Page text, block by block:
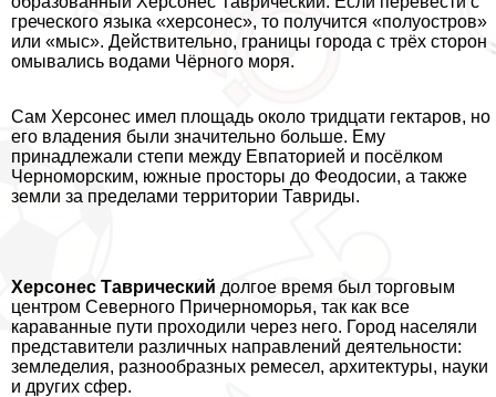
греческого языка «херсонес», то получится «полуостров»
или «мыс». Действительно, границы города с трёх сторон
омывались водами Чёрного моря.
Сам Херсонес имел площадь около тридцати гектаров, но
его владения были значительно больше. Ему
принадлежали степи между Евпаторией и посёлком
Черноморским, южные просторы до Феодосии, а также
земли за пределами территории Тавриды.
Херсонес Таврический долгое время был торговым
центром Северного Причерноморья, так как все
караванные пути проходили через него. Город населяли
представители различных направлений деятельности:
земледелия, разнообразных ремесел, архитектуры, науки
и других сфер.